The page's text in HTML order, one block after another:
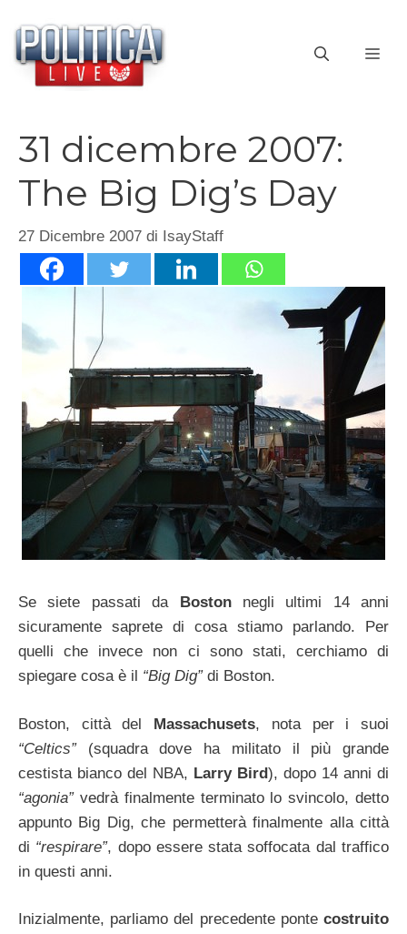
contenuto
31 dicembre 2007:
The Big Dig’s Day
27 Dicembre 2007 di IsayStaff
Se siete passati da Bostonnegli ultimi 14 anni
sicuramente saprete di cosa stiamo parlando. Per
quelli che invece non ci sono stati, cerchiamo di
spiegare cosa è il “Big Dig”di Boston.
Boston, città del Massachusets, nota per i suoi
“Celtics”(squadra dove ha militato il più grande
cestista bianco del NBA, Larry Bird), dopo 14 anni di
“agonia”vedrà finalmente terminato lo svincolo, detto
appunto Big Dig, che permetterà finalmente alla città
di “respirare”, dopo essere stata soffocata dal traffico
in questi anni.
Inizialmente, parliamo del precedente ponte costruito